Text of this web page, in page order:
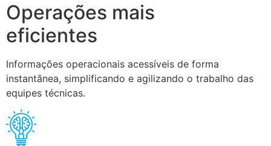
Operações mais
eficientes
Informações operacionais acessíveis de forma
instantânea, simplificando e agilizando o trabalho das
equipes técnicas.